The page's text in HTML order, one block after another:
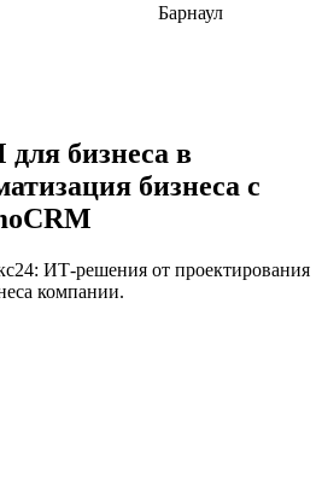
Барнаул
бизнеса в
бизнеса с
ИТ-решения от проектирования
компании.